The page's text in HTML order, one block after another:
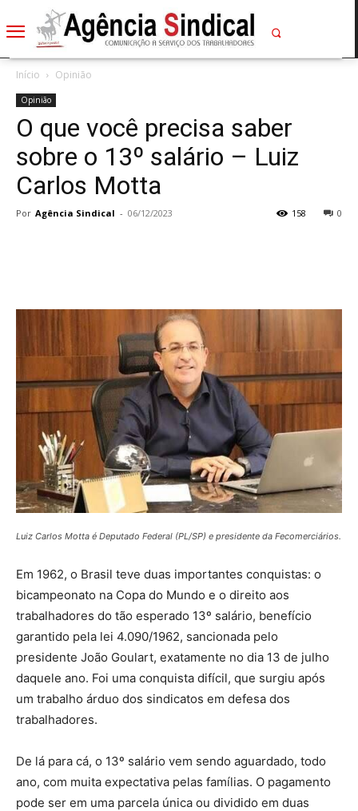
Início Opinião
Opinião
O que você precisa saber
sobre o 13º salário – Luiz
Carlos Motta
Por Agência Sindical - 06/12/2023 0
158
Luiz Carlos Motta é Deputado Federal (PL/SP) e presidente da Fecomerciários.
Em 1962, o Brasil teve duas importantes conquistas: o
bicampeonato na Copa do Mundo e o direito aos
trabalhadores do tão esperado 13º salário, benefício
garantido pela lei 4.090/1962, sancionada pelo
presidente João Goulart, exatamente no dia 13 de julho
daquele ano. Foi uma conquista difícil, que surgiu após
um trabalho árduo dos sindicatos em defesa dos
trabalhadores.
De lá para cá, o 13º salário vem sendo aguardado, todo
ano, com muita expectativa pelas famílias. O pagamento
pode ser em uma parcela única ou dividido em duas